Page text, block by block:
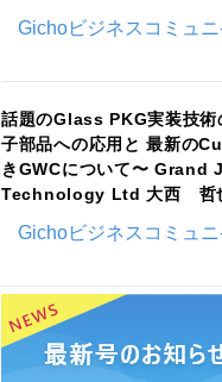
Gichoビジネスコミュ
話題のGlass PKG実装技術
子部品への応用と 最新の
きGWCについて〜 Grand
Technology Ltd 大西 哲
Gichoビジネスコミュ